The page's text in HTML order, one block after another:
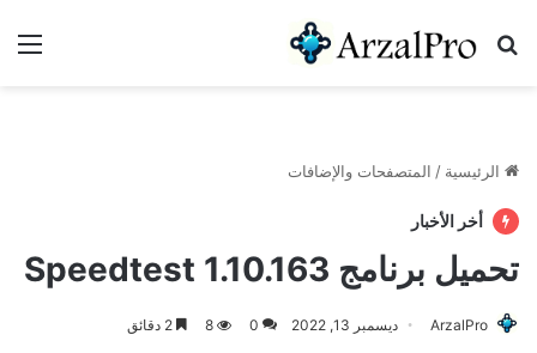
بحث عن
الرئيسية / المتصفحات والإضافات
أخر الأخبار
تحميل برنامج Speedtest 1.10.163
ArzalPro ديسمبر 13, 2022 0
8